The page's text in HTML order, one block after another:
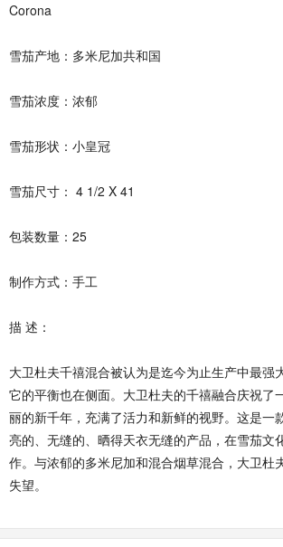
Corona
雪茄产地：多米尼加共和国
雪茄浓度：浓郁
雪茄形状：小皇冠
雪茄尺寸： 4 1/2 X 41
包装数量：25
制作方式：手工
描 述：
大卫杜夫千禧混合被认为是迄今为止生产中最强
它的平衡也在侧面。大卫杜夫的千禧融合庆祝
丽的新千年，充满了活力和新鲜的视野。这是一
亮的、无缝的、晒得天衣无缝的产品，在雪茄文
作。与浓郁的多米尼加和混合烟草混合，大卫杜
失望。